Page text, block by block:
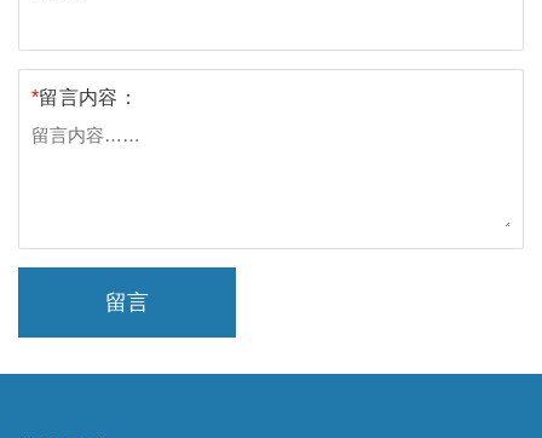
*留言内容：
留言